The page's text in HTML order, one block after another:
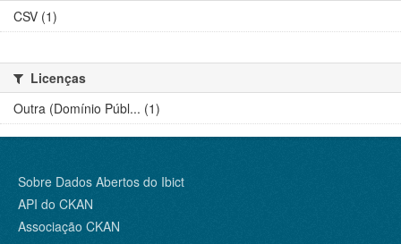
CSV (1)
Licenças
Outra (Domínio Públ... (1)
Sobre Dados Abertos do Ibict
API do CKAN
Associação CKAN